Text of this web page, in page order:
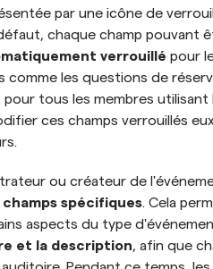
par une icône de
chaque champ pouvant
verrouillé pour
comme les questions de
tous les membres utilisant
ces champs verrouillés
ou créateur de
spécifiques. Cela
aspects du type
et la description, afin que